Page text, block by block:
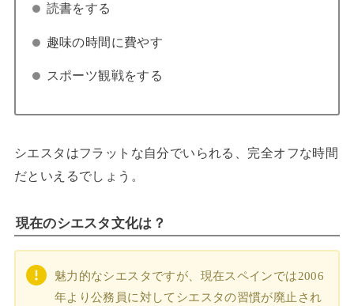
読書をする
趣味の時間に費やす
スポーツ観戦をする
シエスタはフラットな自分でいられる、完全オフな時間
だといえるでしょう。
現在のシエスタ文化は？
魅力的なシエスタですが、現在スペインでは2006
年より公務員に対してシエスタの習慣が廃止され